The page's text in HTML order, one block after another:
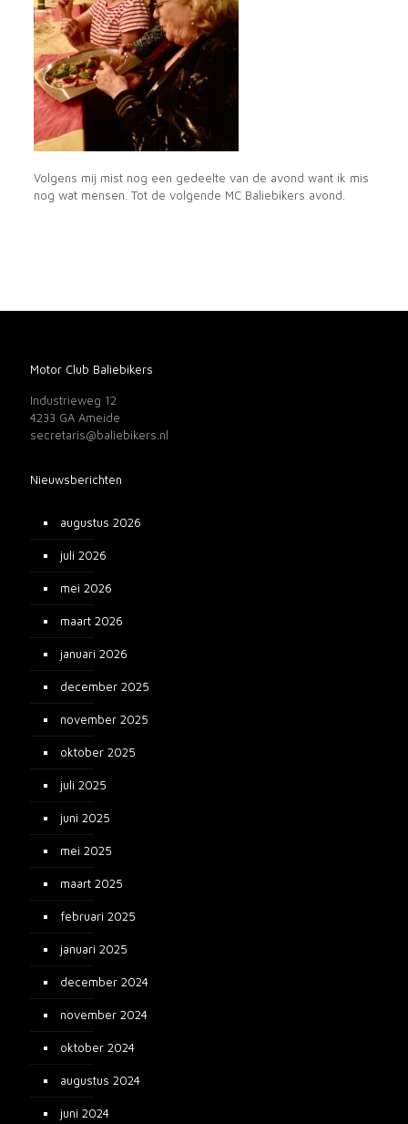
Volgens mij mist nog een gedeelte van de avond want ik mis
nog wat mensen. Tot de volgende MC Baliebikers avond.
Motor Club Baliebikers
Industrieweg 12
4233 GA Ameide
secretaris@baliebikers.nl
Nieuwsberichten
augustus 2026
juli 2026
mei 2026
maart 2026
januari 2026
december 2025
november 2025
oktober 2025
juli 2025
juni 2025
mei 2025
maart 2025
februari 2025
januari 2025
december 2024
november 2024
oktober 2024
augustus 2024
juni 2024